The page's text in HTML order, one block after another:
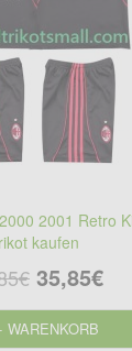
2001 Retro
kaufen
35,85€
WARENKORB